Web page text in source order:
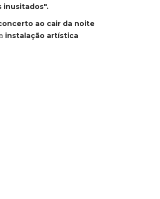
inusitados".
ao cair da noite
instalação artística